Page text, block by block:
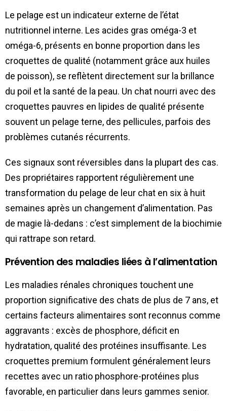
Le pelage est un indicateur externe de l’état
nutritionnel interne. Les acides gras oméga-3 et
oméga-6, présents en bonne proportion dans les
croquettes de qualité (notamment grâce aux huiles
de poisson), se reflètent directement sur la brillance
du poil et la santé de la peau. Un chat nourri avec des
croquettes pauvres en lipides de qualité présente
souvent un pelage terne, des pellicules, parfois des
problèmes cutanés récurrents.
Ces signaux sont réversibles dans la plupart des cas.
Des propriétaires rapportent régulièrement une
transformation du pelage de leur chat en six à huit
semaines après un changement d’alimentation. Pas
de magie là-dedans : c’est simplement de la biochimie
qui rattrape son retard.
Prévention des maladies liées à l’alimentation
Les maladies rénales chroniques touchent une
proportion significative des chats de plus de 7 ans, et
certains facteurs alimentaires sont reconnus comme
aggravants : excès de phosphore, déficit en
hydratation, qualité des protéines insuffisante. Les
croquettes premium formulent généralement leurs
recettes avec un ratio phosphore-protéines plus
favorable, en particulier dans leurs gammes senior.